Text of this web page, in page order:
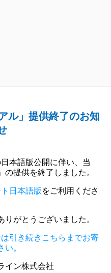
ル」提供終了のお知
本語版公開に伴い、当
の提供を終了しました。
日本語版 をご利用くださ
がとうございました。
引き続きこちらまでお寄
い。
イン株式会社